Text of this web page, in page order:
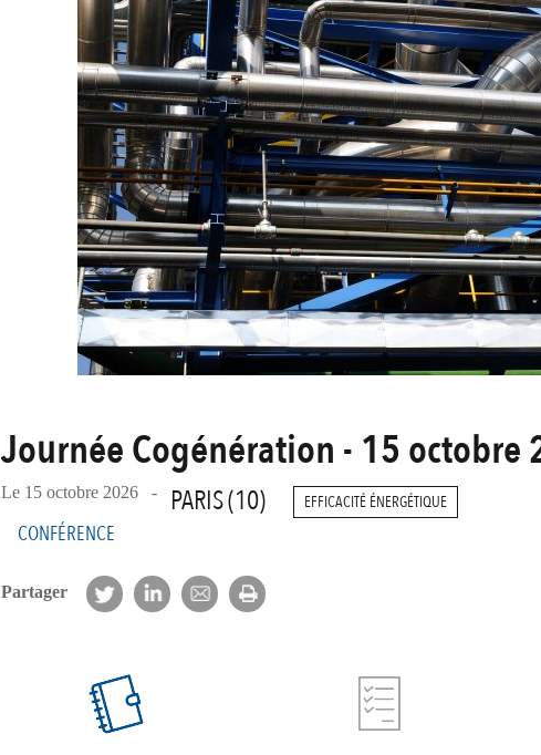
Journée Cogénération - 15 octobre
Le 15 octobre 2026 - PARIS (10)
CONFÉRENCE
EFFICACITÉ ÉNERGÉTIQUE
Partager